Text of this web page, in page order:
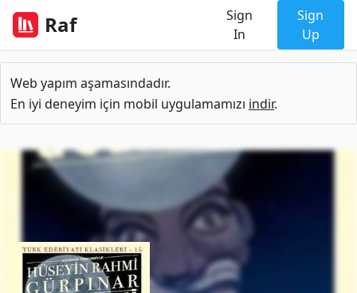
Raf
Sign
In
Sign
Up
Web yapım aşamasındadır.
En iyi deneyim için mobil uygulamamızı indir.